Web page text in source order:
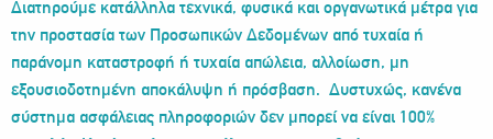
Διατηρούμε κατάλληλα τεχνικά, φυσικά και οργανωτικά μέτρα για
την προστασία των Προσωπικών Δεδομένων από τυχαία ή
παράνομη καταστροφή ή τυχαία απώλεια, αλλοίωση, μη
εξουσιοδοτημένη αποκάλυψη ή πρόσβαση. Δυστυχώς, κανένα
σύστημα ασφάλειας πληροφοριών δεν μπορεί να είναι 100%